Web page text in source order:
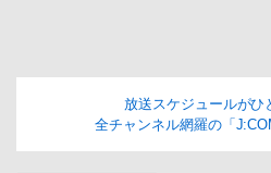
放送スケジュールがひ
全チャンネル網羅の「